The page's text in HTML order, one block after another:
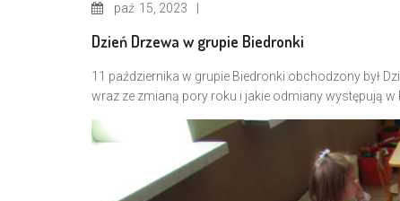
paź 15, 2023
Dzień Drzewa w grupie Biedronki
11 października w grupie Biedronki obchodzony był
wraz ze zmianą pory roku i jakie odmiany występują w